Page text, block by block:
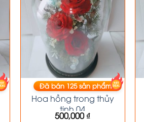
HOA KHÔ
Hoa hồng trong thủy
tinh 04
500,000₫
Đã bán125sản phẩm